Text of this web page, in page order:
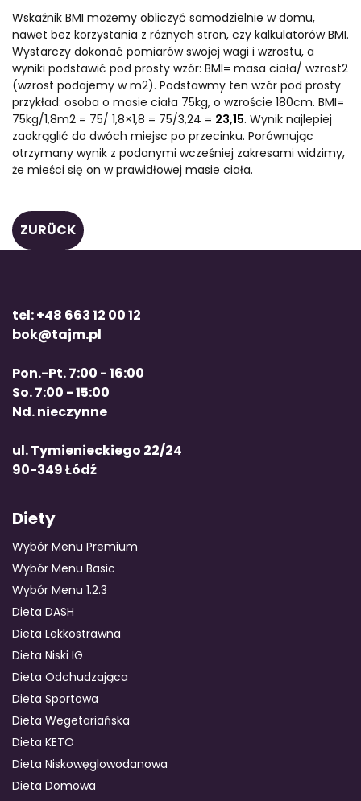
Wskaźnik BMI możemy obliczyć samodzielnie w domu,
nawet bez korzystania z różnych stron, czy kalkulatorów BMI.
Wystarczy dokonać pomiarów swojej wagi i wzrostu, a
wyniki podstawić pod prosty wzór: BMI= masa ciała/ wzrost2
(wzrost podajemy w m2). Podstawmy ten wzór pod prosty
przykład: osoba o masie ciała 75kg, o wzroście 180cm. BMI=
75kg/1,8m2 = 75/ 1,8×1,8 = 75/3,24 = 23,15. Wynik najlepiej
zaokrąglić do dwóch miejsc po przecinku. Porównując
otrzymany wynik z podanymi wcześniej zakresami widzimy,
że mieści się on w prawidłowej masie ciała.
ZURÜCK
tel: +48 663 12 00 12
bok@tajm.pl
Pon.-Pt. 7:00 - 16:00
So. 7:00 - 15:00
Nd. nieczynne
ul. Tymienieckiego 22/24
90-349 Łódź
Diety
Wybór Menu Premium
Wybór Menu Basic
Wybór Menu 1.2.3
Dieta DASH
Dieta Lekkostrawna
Dieta Niski IG
Dieta Odchudzająca
Dieta Sportowa
Dieta Wegetariańska
Dieta KETO
Dieta Niskowęglowodanowa
Dieta Domowa